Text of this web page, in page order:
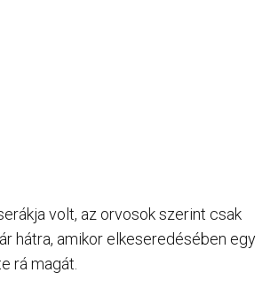
volt, az orvosok szerint csak
hátra, amikor elkeseredésében egy
rá magát.